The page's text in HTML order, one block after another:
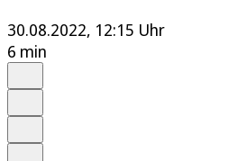
30.08.2022, 12:15 Uhr
6 min